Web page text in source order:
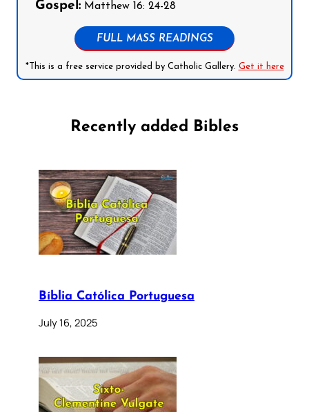
Gospel: Matthew 16: 24-28
FULL MASS READINGS
*This is a free service provided by Catholic Gallery. Get it here
Recently added Bibles
Bíblia Católica Portuguesa
July 16, 2025